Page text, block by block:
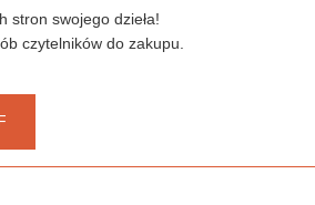
stron swojego dzieła!
czytelników do zakupu.